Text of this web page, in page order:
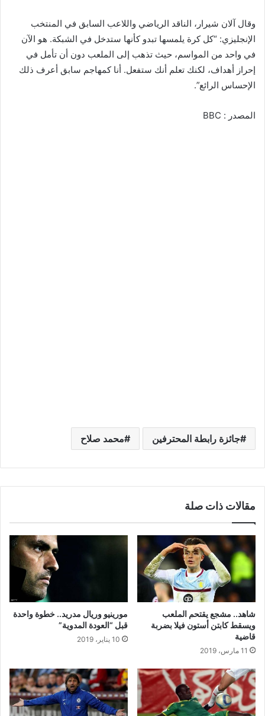
وقال آلان شيرار، الناقد الرياضي واللاعب السابق في المنتخب
الإنجليزي: “كل كرة يلمسها تبدو كأنها ستدخل في الشبكة. هو الآن
في واحد من المواسم، حيث تذهب إلى الملعب دون أن تأمل في
إحراز أهداف، لكنك تعلم أنك ستفعل. أنا كمهاجم سابق أعرف ذلك
الإحساس الرائع”.
المصدر : BBC
جائزة رابطة المحترفين محمد صلاح
مقالات ذات صلة
شاهد.. مشجع يقتحم الملعب
ويسقط كابتن أستون فيلا بضربة
قاضية
11 مارس، 2019
مورينيو وريال مدريد.. خطوة واحدة
قبل “العودة المدوية”
10 يناير، 2019